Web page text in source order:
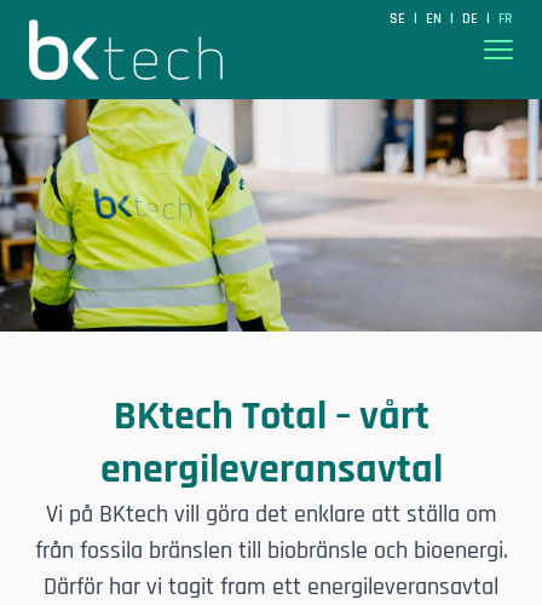
BKtech SE | EN | DE | FR
BKtech Total – vårt
energileveransavtal
Vi på BKtech vill göra det enklare att ställa om
från fossila bränslen till biobränsle och bioenergi.
Därför har vi tagit fram ett energileveransavtal